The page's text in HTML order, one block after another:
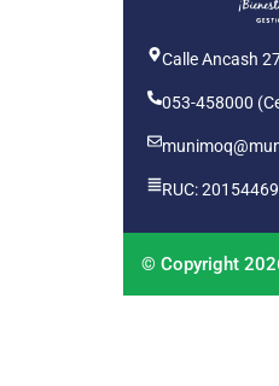
Calle Ancash
053-458000
RUC:
© Copyright